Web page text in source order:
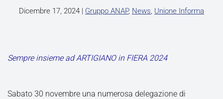
Dicembre 17, 2024 | Gruppo ANAP, News, Unione Informa
Sempre insieme ad ARTIGIANO in FIERA 2024
Sabato 30 novembre una numerosa delegazione di